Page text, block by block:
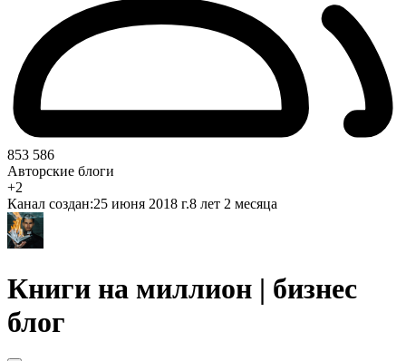
853 586
Авторские блоги
+2
Канал создан:25 июня 2018 г.8 лет 2 месяца
Книги на миллион | бизнес
блог